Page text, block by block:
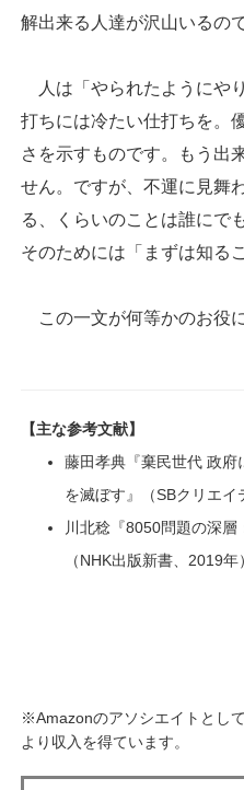
解出来る人達が沢山いるので
人は「やられたようにや
打ちには冷たい仕打ちを。
さを示すものです。もう出
せん。ですが、不運に見舞
る、くらいのことは誰にで
そのためには「まずは知る
この一文が何等かのお役
【主な参考文献】
藤田孝典『棄民世代 政府
を滅ぼす』（SBクリエイ
川北稔『8050問題の深層
（NHK出版新書、2019年
※Amazonのアソシエイトとし
より収入を得ています。